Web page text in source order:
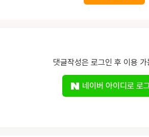
댓글작성은 로그인 후 이용
네이버 아이디로 로